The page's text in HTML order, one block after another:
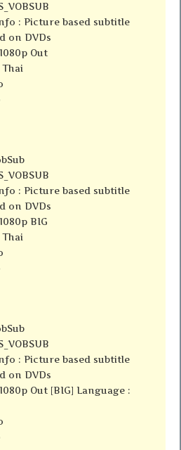
: Picture based subtitle
on DVDs
Out
Thai
: Picture based subtitle
on DVDs
BIG
Thai
: Picture based subtitle
on DVDs
Out [BIG] Language :